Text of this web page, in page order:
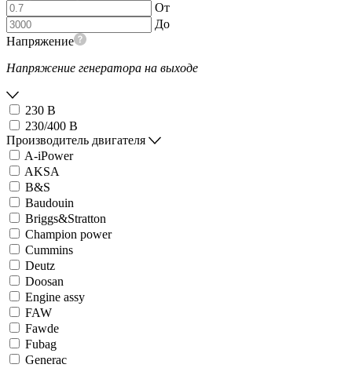
От
До
Напряжение
Напряжение генератора на выходе
230 В
230/400 В
Производитель двигателя
A-iPower
AKSA
B&S
Baudouin
Briggs&Stratton
Champion power
Cummins
Deutz
Doosan
Engine assy
FAW
Fawde
Fubag
Generac